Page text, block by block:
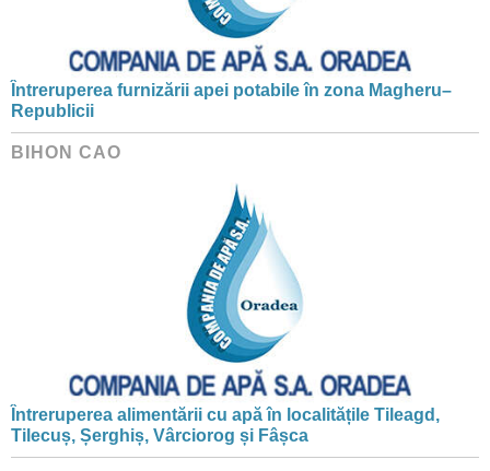
Întreruperea furnizării apei potabile în zona Magheru–
Republicii
BIHON CAO
Întreruperea alimentării cu apă în localitățile Tileagd,
Tilecuș, Șerghiș, Vârciorog și Fâșca